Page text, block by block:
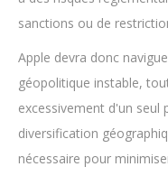
sanctions ou de
Apple devra donc
géopolitique instable,
excessivement d'un seul
diversification
nécessaire pour